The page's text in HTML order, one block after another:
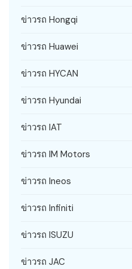
ข่าวรถ Hongqi
ข่าวรถ Huawei
ข่าวรถ HYCAN
ข่าวรถ Hyundai
ข่าวรถ IAT
ข่าวรถ IM Motors
ข่าวรถ Ineos
ข่าวรถ Infiniti
ข่าวรถ ISUZU
ข่าวรถ JAC